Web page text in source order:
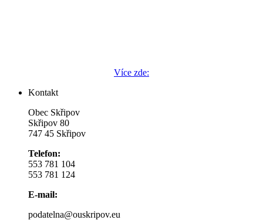
Více zde:
Kontakt
Obec Skřipov
Skřipov 80
747 45 Skřipov
Telefon:
553 781 104
553 781 124
E-mail:
podatelna@ouskripov.eu